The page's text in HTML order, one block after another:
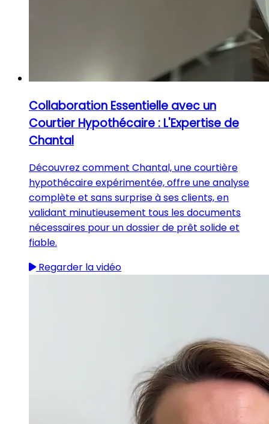
Collaboration Essentielle avec un
Courtier Hypothécaire : L'Expertise de
Chantal
Découvrez comment Chantal, une courtière
hypothécaire expérimentée, offre une analyse
complète et sans surprise à ses clients, en
validant minutieusement tous les documents
nécessaires pour un dossier de prêt solide et
fiable.
Regarder la vidéo